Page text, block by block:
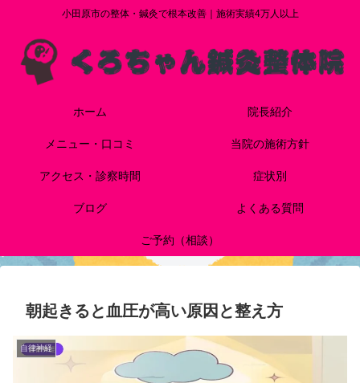
小田原市の整体・鍼灸で根本改善｜施術実績4万人以上
ホーム 院長紹介
メニュー・口コミ 当院の施術方針
アクセス・診察時間 症状別
ブログ よくある質問
ご予約（相談）
朝起きると血圧が高い原因と整え方
自律神経